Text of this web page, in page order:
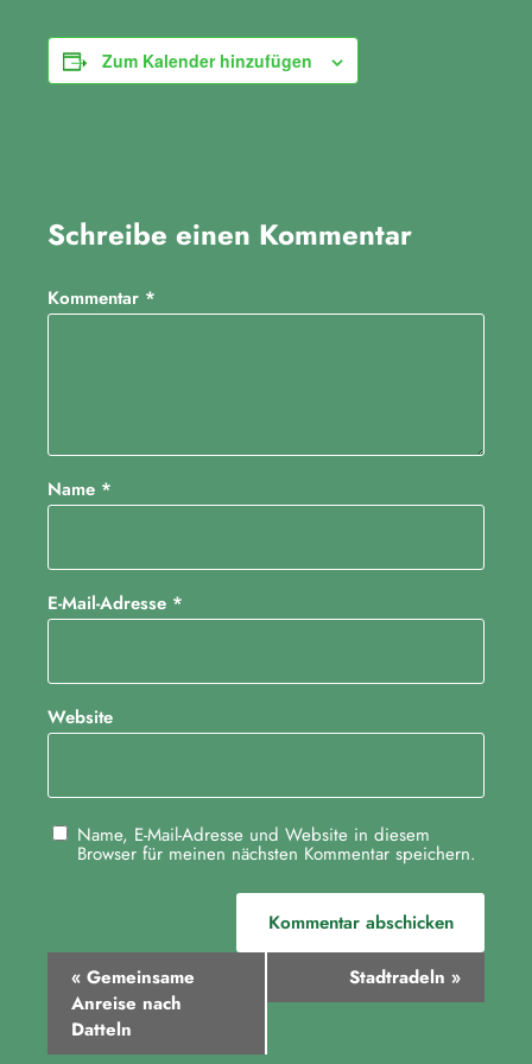
Zum Kalender hinzufügen
Schreibe einen Kommentar
Kommentar *
Name *
E-Mail-Adresse *
Website
Name, E-Mail-Adresse und Website in diesem
Browser für meinen nächsten Kommentar speichern.
« Gemeinsame
Anreise nach
Datteln
Stadtradeln »